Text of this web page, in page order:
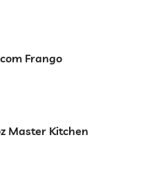
Frango
Master Kitchen